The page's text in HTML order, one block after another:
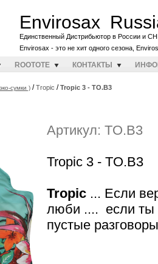
Envirosax
Единственный Дистрибьютор в России и
Envirosax - это не хит одного сезона,
ROOTOTE КОНТАКТЫ
сумки ) /Tropic /Tropic 3 - TO.B3
Артикул: TO.B3
Tropic 3 - TO.B3
Tropic ... Если
люби .... если ты
пустые разговоры